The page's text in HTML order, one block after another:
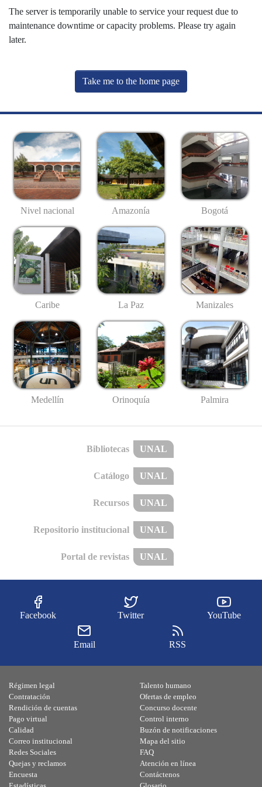
The server is temporarily unable to service your request due to
maintenance downtime or capacity problems. Please try again
later.
Take me to the home page
Nivel nacional Amazonía Bogotá
Caribe La Paz Manizales
Medellín Orinoquía Palmira
Bibliotecas UNAL
Catálogo UNAL
Recursos UNAL
Repositorio institucional UNAL
Portal de revistas UNAL
Facebook Twitter YouTube
Email RSS
Régimen legal
Contratación
Rendición de cuentas
Pago virtual
Calidad
Talento humano
Ofertas de empleo
Concurso docente
Control interno
Buzón de notificaciones
Correo institucional
Redes Sociales
Quejas y reclamos
Encuesta
Mapa del sitio
FAQ
Atención en línea
Contáctenos